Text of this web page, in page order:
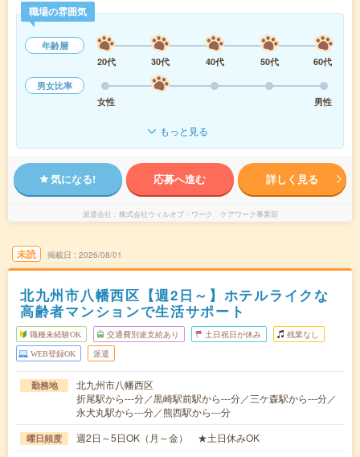
職場の雰囲気
年齢層
20代
30代 40代 50代
60代
男女比率
女性
男性
もっと見る
気になる! 応募へ進む 詳しく見る
派遣会社 株式会社ウィルオブ・ワーク ケアワーク事業部
未読 掲載日 2026/08/01
北九州市八幡西区【週2日～】ホテルライクな
高齢者マンションで生活サポート
職種未経験OK 交通費別途支給あり 土日祝日が休み 残業なし
WEB登録OK 派遣
勤務地
北九州市八幡西区
折尾駅から---分／黒崎駅前駅から---分／三ケ森駅から---分／
永犬丸駅から---分／熊西駅から---分
曜日頻度 週2日～5日OK（月～金） ★土日休みOK